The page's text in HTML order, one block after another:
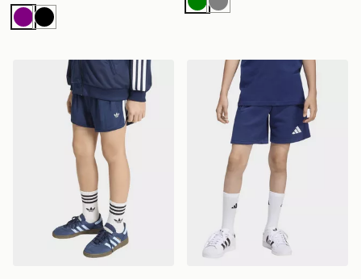
ViolaNero
VerdeGrigio
adidas Short Pinstripe Sprinteradidas Short Entrada26